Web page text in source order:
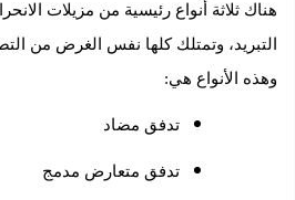
ثلاثة أنواع رئيسية من مزيلات الانحراف
وتمتلك كلها نفس الغرض من التصميم
الأنواع هي:
تدفق مضاد
تدفق متعارض مدمج